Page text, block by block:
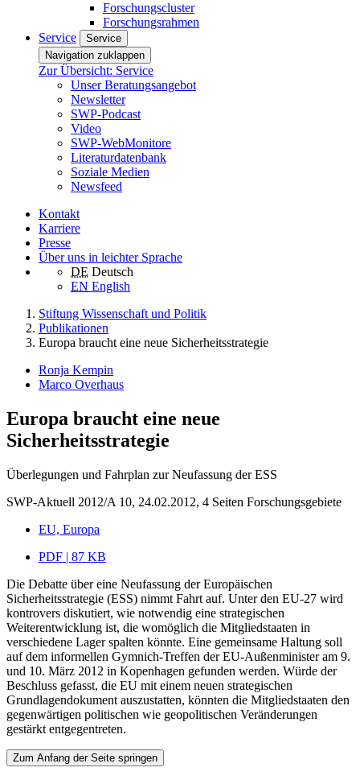
Forschungscluster
Forschungsrahmen
Service
Service
Navigation zuklappen
Zur Übersicht: Service
Unser Beratungsangebot
Newsletter
SWP-Podcast
Video
SWP-WebMonitore
Literaturdatenbank
Soziale Medien
Newsfeed
Kontakt
Karriere
Presse
Über uns in leichter Sprache
DE Deutsch
EN English
Stiftung Wissenschaft und Politik
Publikationen
Europa braucht eine neue Sicherheitsstrategie
Ronja Kempin
Marco Overhaus
Europa braucht eine neue
Sicherheitsstrategie
Überlegungen und Fahrplan zur Neufassung der ESS
SWP-Aktuell 2012/A 10, 24.02.2012, 4 Seiten Forschungsgebiete
EU, Europa
PDF | 87 KB
Die Debatte über eine Neufassung der Europäischen
Sicherheitsstrategie (ESS) nimmt Fahrt auf. Unter den EU-27 wird
kontrovers diskutiert, wie notwendig eine strategischen
Weiterentwicklung ist, die womöglich die Mitgliedstaaten in
verschiedene Lager spalten könnte. Eine gemeinsame Haltung soll
auf dem informellen Gymnich-Treffen der EU-Außenminister am 9.
und 10. März 2012 in Kopenhagen gefunden werden. Würde der
Beschluss gefasst, die EU mit einem neuen strategischen
Grundlagendokument auszustatten, könnten die Mitgliedstaaten den
gegenwärtigen politischen wie geopolitischen Veränderungen
gestärkt entgegentreten.
Zum Anfang der Seite springen